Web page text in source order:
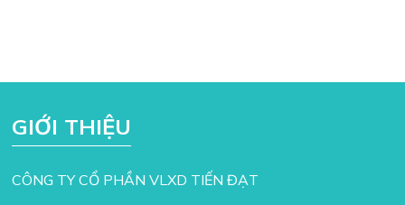
GIỚI THIỆU
CÔNG TY CỔ PHẦN VLXD TIẾN ĐẠT